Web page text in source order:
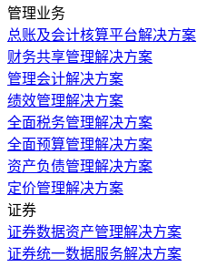
管理业务
总账及会计核算平台解决方案
财务共享管理解决方案
管理会计解决方案
绩效管理解决方案
全面税务管理解决方案
全面预算管理解决方案
资产负债管理解决方案
定价管理解决方案
证券
证券数据资产管理解决方案
证券统一数据服务解决方案